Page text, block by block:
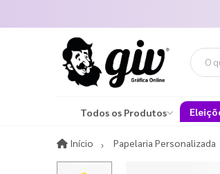
Todos os Produtos
Início InícioPapelaria Personalizada